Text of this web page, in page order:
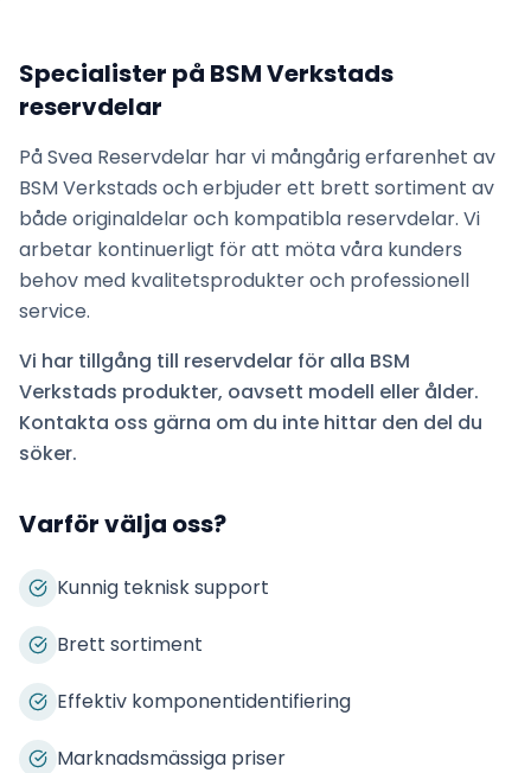
Specialister på BSM Verkstads
reservdelar
På Svea Reservdelar har vi mångårig erfarenhet av
BSM Verkstads och erbjuder ett brett sortiment av
både originaldelar och kompatibla reservdelar. Vi
arbetar kontinuerligt för att möta våra kunders
behov med kvalitetsprodukter och professionell
service.
Vi har tillgång till reservdelar för alla BSM
Verkstads produkter, oavsett modell eller ålder.
Kontakta oss gärna om du inte hittar den del du
söker.
Varför välja oss?
Kunnig teknisk support
Brett sortiment
Effektiv komponentidentifiering
Marknadsmässiga priser